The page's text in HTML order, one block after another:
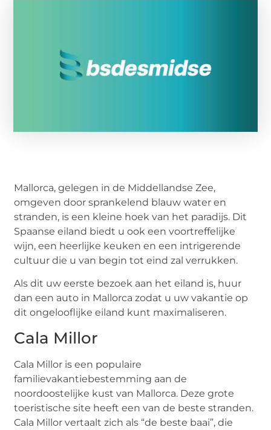
Mallorca, gelegen in de Middellandse Zee,
omgeven door sprankelend blauw water en
stranden, is een kleine hoek van het paradijs. Dit
Spaanse eiland biedt u ook een voortreffelijke
wijn, een heerlijke keuken en een intrigerende
cultuur die u van begin tot eind zal verrukken.
Als dit uw eerste bezoek aan het eiland is, huur
dan een auto in Mallorca zodat u uw vakantie op
dit ongelooflijke eiland kunt maximaliseren.
Cala Millor
Cala Millor is een populaire
familievakantiebestemming aan de
noordoostelijke kust van Mallorca. Deze grote
toeristische site heeft een van de beste stranden.
Cala Millor vertaalt zich als “de beste baai”, die